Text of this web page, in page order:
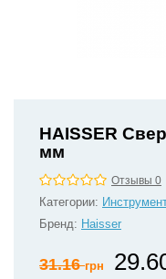
HAISSER
мм
Отзывы 0
Категории: Инструмент
Бренд: Haisser
31.16грн